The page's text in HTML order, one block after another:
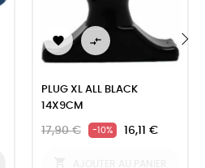
 
PLUG XL ALL BLACK
14X9CM
17,90 € -10% 16,11 €